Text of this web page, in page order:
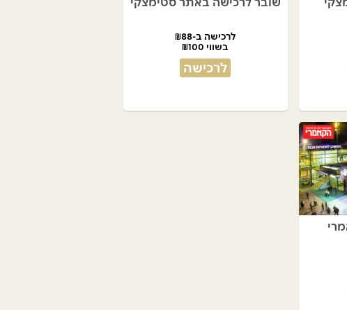
לרכישה ב-₪88
בשווי ₪100
לרכישה